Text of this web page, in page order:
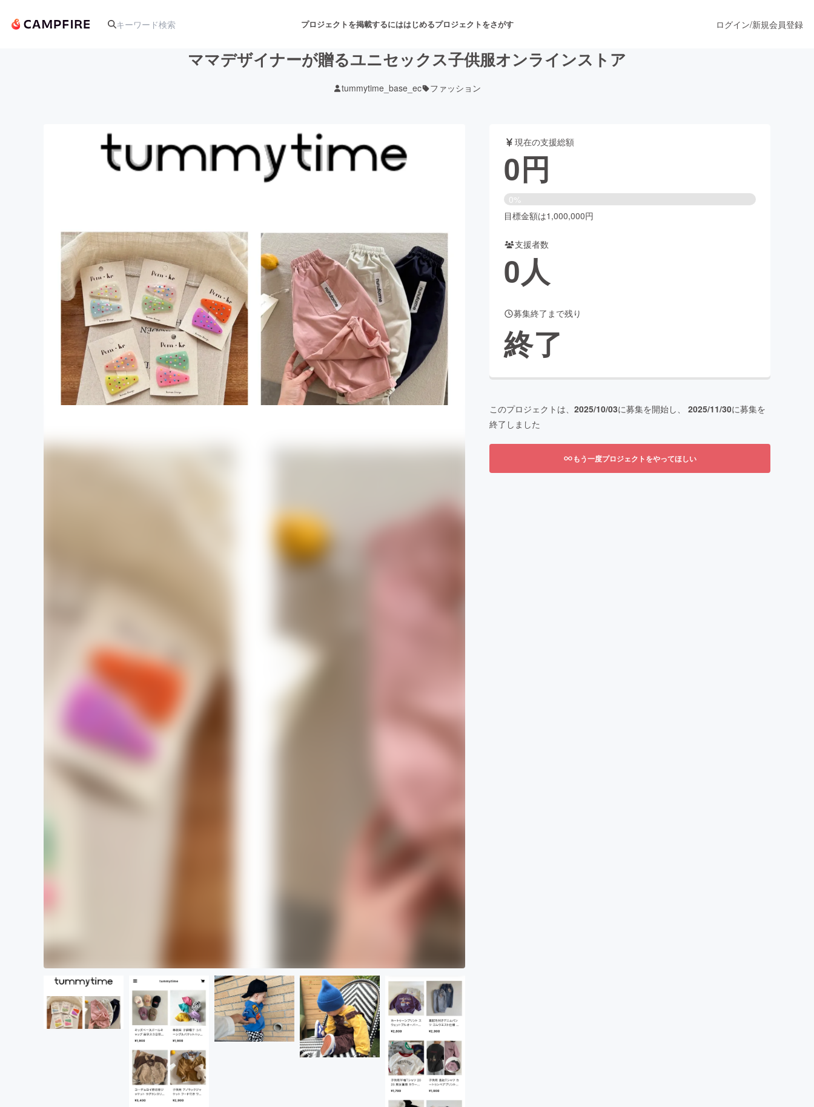
プロジェクトを掲載するにははじめるプロジェクトをさがす
アート・写真 音楽 舞台・パフォーマンス
ビジネス・起業 チャレンジ ビューティー・ヘルスケア
まちづくり・地域活性化
CAMPFIRE for Social Good
CAMPFIRE Creation
CAMPFIREふるさと納税 machi-ya
ログイン/新規会員登録
ママデザイナーが贈るユニセックス子供服オンラインストア
tummytime_base_ec ファッション
現在の支援総額
0円
0%
目標金額は1,000,000円
支援者数
0人
募集終了まで残り
終了
このプロジェクトは、 2025/10/03に募集を開始し、 2025/11/30に募集を
終了しました
もう一度プロジェクトをやってほしい